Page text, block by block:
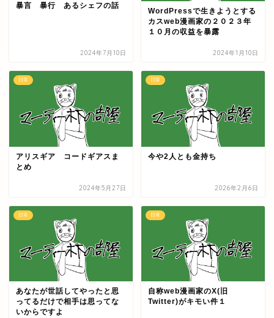
暴言 暴行 あるシェフの話
2024年7月10日
WordPressで生きようとする
カスweb漫画家の２０２３年
１０月の収益を暴露
2024年1月10日
日常
アリスギア コードギアスま
とめ
2024年5月27日
日常
今や2人とも金持ち
2026年2月6日
日常
あなたが世話してやったと思
ってるだけで相手は思ってな
いからですよ
日常
自称web漫画家のX(旧
Twitter)がキモい件１